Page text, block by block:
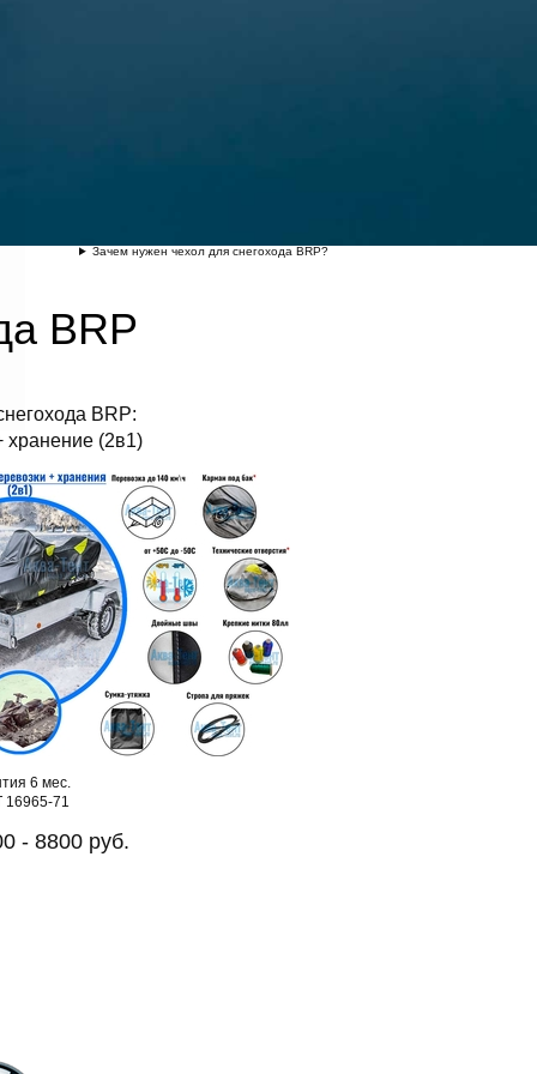
Зачем нужен чехол для снегохода BRP?
BRP
BRP:
хранение (2в1)
6 мес.
16965-71
- 8800 руб.